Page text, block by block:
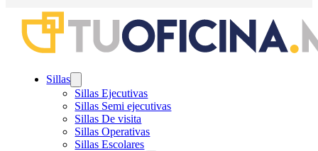
Sillas
Sillas Ejecutivas
Sillas Semi ejecutivas
Sillas De visita
Sillas Operativas
Sillas Escolares